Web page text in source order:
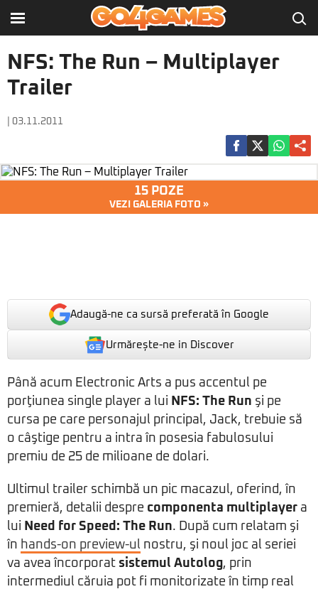
NFS: The Run – Multiplayer
Trailer
| 03.11.2011
15 POZE
VEZI GALERIA FOTO »
Adaugă-ne ca sursă preferată în Google
Urmărește-ne in Discover
Până acum Electronic Arts a pus accentul pe
porţiunea single player a lui NFS: The Run şi pe
cursa pe care personajul principal, Jack, trebuie să
o câştige pentru a intra în posesia fabulosului
premiu de 25 de milioane de dolari.
Ultimul trailer schimbă un pic macazul, oferind, în
premieră, detalii despre componenta multiplayer a
lui Need for Speed: The Run. După cum relatam şi
în hands-on preview-ul nostru, şi noul joc al seriei
va avea încorporat sistemul Autolog, prin
intermediul căruia pot fi monitorizate în timp real